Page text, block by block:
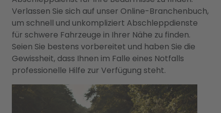
Verlassen Sie sich auf unser Online-Branchenbuch,
um schnell und unkompliziert Abschleppdienste
für schwere Fahrzeuge in Ihrer Nähe zu finden.
Seien Sie bestens vorbereitet und haben Sie die
Gewissheit, dass Ihnen im Falle eines Notfalls
professionelle Hilfe zur Verfügung steht.